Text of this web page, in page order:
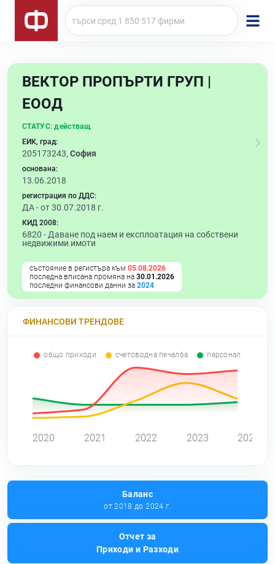
ВЕКТОР ПРОПЪРТИ ГРУП |
ЕООД
СТАТУС: действащ
ЕИК, град:
205173243, София
основана:
13.06.2018
регистрация по ДДС:
ДА - от 30.07.2018 г.
КИД 2008:
6820 - Даване под наем и експлоатация на собствени
недвижими имоти
състояние в регистъра към 05.08.2026
последна вписана промяна на 30.01.2026
последни финансови данни за 2024
ФИНАНСОВИ ТРЕНДОВЕ
общо приходи счетоводна печалба персонал
2020 2021 2022 2023 2024
Баланс
от 2018 до 2024 г.
Отчет за
Приходи и Разходи